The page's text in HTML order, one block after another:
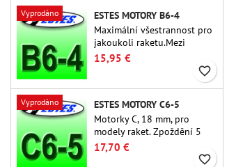
Vyprodáno
ESTES MOTORY B6-4
Maximální všestrannost pro
jakoukoli raketu.Mezi
nejpoužívanější raketové
motory vůbec patří Estes B6-
4 motor vhodný pro většinu
raket Estes a podobných
raket.
15,95 €
favorite_border
Vyprodáno
ESTES MOTORY C6-5
Motorky C, 18 mm, pro
modely raket. Zpoždění 5
sekund u jednostupňových
raket.
17,70 €
favorite_border